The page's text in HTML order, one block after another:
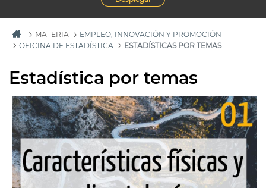
MATERIA
EMPLEO, INNOVACIÓN Y PROMOCIÓN
OFICINA DE ESTADÍSTICA
ESTADÍSTICAS POR TEMAS
Estadística por temas